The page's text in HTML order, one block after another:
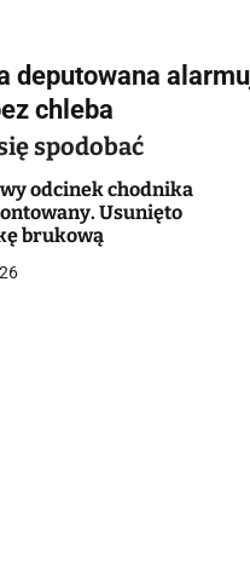
deputowana
chleba
spodobać
odcinek chodnika
Usunięto
brukową